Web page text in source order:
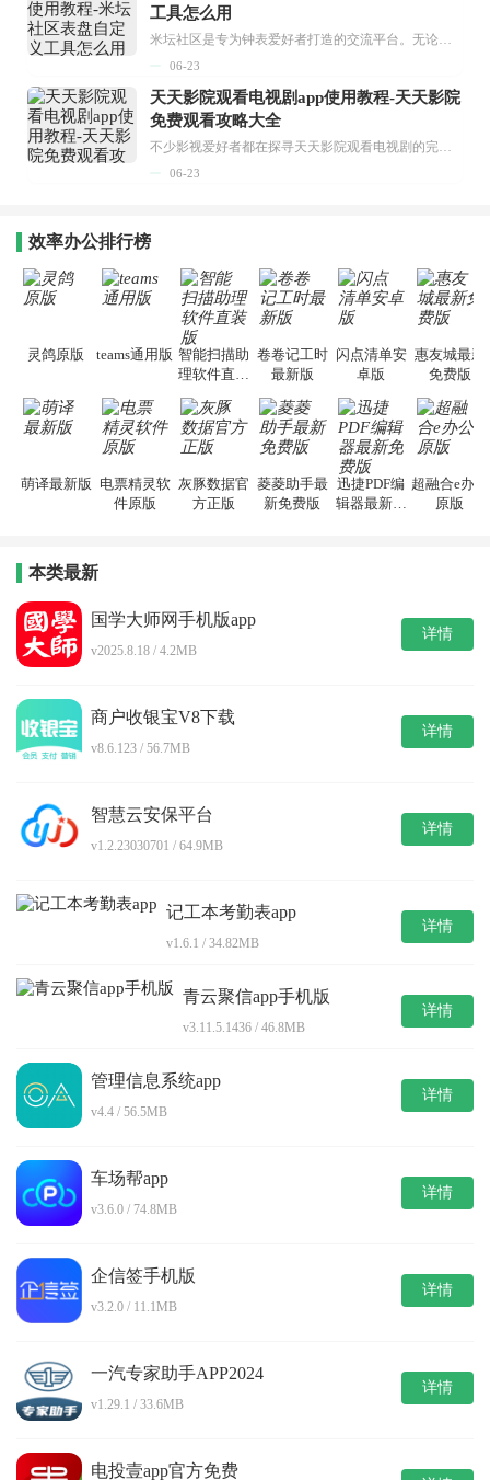
工具怎么用
米坛社区是专为钟表爱好者打造的交流平台。无论你是初涉钟表领域的普通爱好者，还是拥有多年收藏经验的资深玩家，都能在此找到属于自己的天地。 无需注册，就能轻松参与其中。通过专业的讨论论坛与丰富的交互功能，你可与世界各地的钟表爱好者畅快交流。若你钟情于钟表，米坛社区无疑是值得一试的理想之选。在这里，你能获取最新的手表资讯，交流见解，提升鉴赏品味，让每一块手表都成为收藏故事中重要的一部分。感兴趣的朋友，不要错过下载机会。...
06-23
天天影院观看电视剧app使用教程-天天影院
免费观看攻略大全
不少影视爱好者都在探寻天天影院观看电视剧的完整方法，结合最新平台使用规则，本篇新手入门攻略全面讲解观看渠道、检索流程、播放设置以及画面模式调整等实用内容。全文适配手机、电脑等主流设备，步骤简洁易懂，无论是初次使用的新手，还是想要优化观影体验的用户，都能参照内容快速上手，熟练掌握平台各项操作技巧，轻松畅享影视内容。...
06-23
效率办公排行榜
灵鸽原版 teams通用版 智能扫描助
理软件直装
卷卷记工时
最新版
闪点清单安
卓版
惠友城最新
免费版
萌译最新版 电票精灵软
件原版
灰豚数据官
方正版
菱菱助手最
新免费版
迅捷PDF编
辑器最新免
超融合e办公
原版
本类最新
国学大师网手机版app
v2025.8.18 / 4.2MB
详情
商户收银宝V8下载
v8.6.123 / 56.7MB
详情
智慧云安保平台
v1.2.23030701 / 64.9MB
详情
记工本考勤表app
v1.6.1 / 34.82MB
详情
青云聚信app手机版
v3.11.5.1436 / 46.8MB
详情
管理信息系统app
v4.4 / 56.5MB
详情
车场帮app
v3.6.0 / 74.8MB
详情
企信签手机版
v3.2.0 / 11.1MB
详情
一汽专家助手APP2024
v1.29.1 / 33.6MB
详情
电投壹app官方免费